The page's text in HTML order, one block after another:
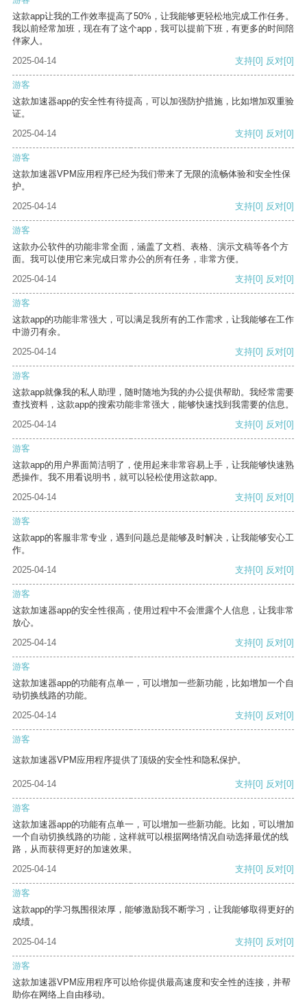
这款app让我的工作效率提高了50%，让我能够更轻松地完成工作任务。
我以前经常加班，现在有了这个app，我可以提前下班，有更多的时间陪
伴家人。
2025-04-14
支持[0] 反对[0]
游客
这款加速器app的安全性有待提高，可以加强防护措施，比如增加双重验
证。
2025-04-14
支持[0] 反对[0]
游客
这款加速器VPM应用程序已经为我们带来了无限的流畅体验和安全性保
护。
2025-04-14
支持[0] 反对[0]
游客
这款办公软件的功能非常全面，涵盖了文档、表格、演示文稿等各个方
面。我可以使用它来完成日常办公的所有任务，非常方便。
2025-04-14
支持[0] 反对[0]
游客
这款app的功能非常强大，可以满足我所有的工作需求，让我能够在工作
中游刃有余。
2025-04-14
支持[0] 反对[0]
游客
这款app就像我的私人助理，随时随地为我的办公提供帮助。我经常需要
查找资料，这款app的搜索功能非常强大，能够快速找到我需要的信息。
2025-04-14
支持[0] 反对[0]
游客
这款app的用户界面简洁明了，使用起来非常容易上手，让我能够快速熟
悉操作。我不用看说明书，就可以轻松使用这款app。
2025-04-14
支持[0] 反对[0]
游客
这款app的客服非常专业，遇到问题总是能够及时解决，让我能够安心工
作。
2025-04-14
支持[0] 反对[0]
游客
这款加速器app的安全性很高，使用过程中不会泄露个人信息，让我非常
放心。
2025-04-14
支持[0] 反对[0]
游客
这款加速器app的功能有点单一，可以增加一些新功能，比如增加一个自
动切换线路的功能。
2025-04-14
支持[0] 反对[0]
游客
这款加速器VPM应用程序提供了顶级的安全性和隐私保护。
2025-04-14 支持[0] 反对[0]
游客
这款加速器app的功能有点单一，可以增加一些新功能。比如，可以增加
一个自动切换线路的功能，这样就可以根据网络情况自动选择最优的线
路，从而获得更好的加速效果。
2025-04-14
支持[0] 反对[0]
游客
这款app的学习氛围很浓厚，能够激励我不断学习，让我能够取得更好的
成绩。
2025-04-14
支持[0] 反对[0]
游客
这款加速器VPM应用程序可以给你提供最高速度和安全性的连接，并帮
助你在网络上自由移动。